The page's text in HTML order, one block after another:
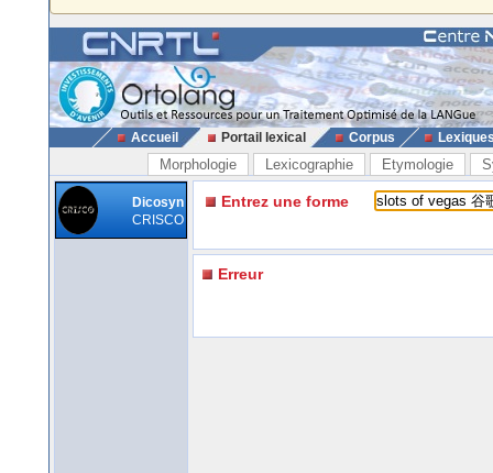
Accueil Portail lexical Corpus
Morphologie Lexicographie Etymologie
Dicosyn
CRISCO
Entrez une forme
Erreur